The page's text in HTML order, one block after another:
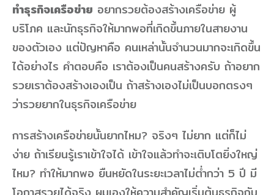
ทำธุรกิจเครือข่าย อยากรวยต้องสร้างเครือข่าย ผู้
บริโภค และนักธุรกิจให้มากพอที่เกิดขึ้นภายในสายงาน
ของตัวเอง แต่ปัญหาคือ คนเหล่านั้นจำนวนมากจะเกิดขึ้น
ได้อย่างไร คำตอบคือ เราต้องเป็นคนสร้างครับ ถ้าอยาก
รวยเราต้องสร้างเองเป็น ถ้าสร้างเองไม่เป็นบอกตรงๆ
ว่ารวยยากในธุรกิจเครือข่าย
การสร้างเครือข่ายนั้นยากไหม? จริงๆ ไม่ยาก แต่ก็ไม่
ง่าย ถ้าเรียนรู้เราเข้าใจได้ เข้าใจแล้วทำจะเติบโตยิ่งใหญ่
ไหม? ทำให้มากพอ ยืนหยัดในระยะเวลาไม่ต่ำกว่า 5 ปี มี